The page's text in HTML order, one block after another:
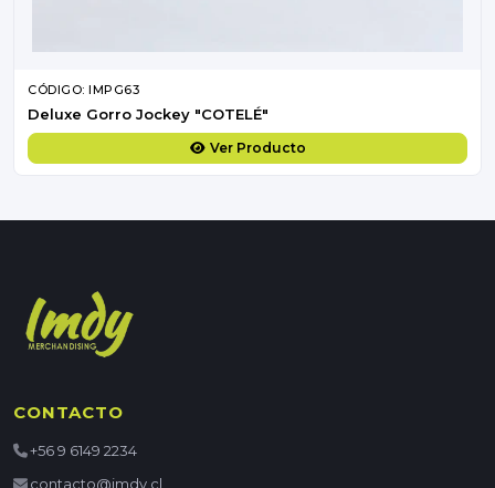
CÓDIGO: IMPG63
Deluxe Gorro Jockey "COTELÉ"
Ver Producto
CONTACTO
+56 9 6149 2234
contacto@imdy.cl